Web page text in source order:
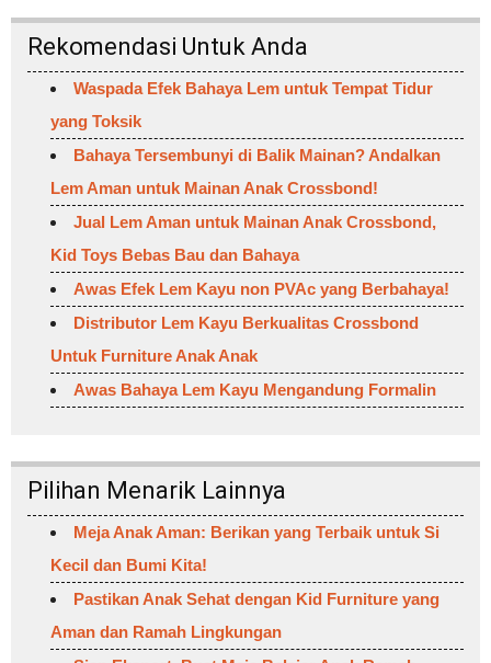
Rekomendasi Untuk Anda
Waspada Efek Bahaya Lem untuk Tempat Tidur
yang Toksik
Bahaya Tersembunyi di Balik Mainan? Andalkan
Lem Aman untuk Mainan Anak Crossbond!
Jual Lem Aman untuk Mainan Anak Crossbond,
Kid Toys Bebas Bau dan Bahaya
Awas Efek Lem Kayu non PVAc yang Berbahaya!
Distributor Lem Kayu Berkualitas Crossbond
Untuk Furniture Anak Anak
Awas Bahaya Lem Kayu Mengandung Formalin
Pilihan Menarik Lainnya
Meja Anak Aman: Berikan yang Terbaik untuk Si
Kecil dan Bumi Kita!
Pastikan Anak Sehat dengan Kid Furniture yang
Aman dan Ramah Lingkungan